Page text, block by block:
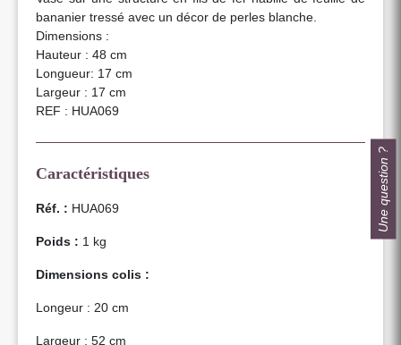
bananier tressé avec un décor de perles blanche.
Dimensions :
Hauteur : 48 cm
Longueur: 17 cm
Largeur : 17 cm
REF : HUA069
Caractéristiques
Réf. : HUA069
Poids : 1 kg
Dimensions colis :
Longeur : 20 cm
Largeur : 52 cm
Une question ?